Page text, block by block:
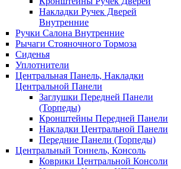
Накладки Ручек Дверей
Внутренние
Ручки Салона Внутренние
Рычаги Стояночного Тормоза
Сиденья
Уплотнители
Центральная Панель, Накладки
Центральной Панели
Заглушки Передней Панели
(Торпеды)
Кронштейны Передней Панели
Накладки Центральной Панели
Передние Панели (Торпеды)
Центральный Тоннель, Консоль
Коврики Центральной Консоли